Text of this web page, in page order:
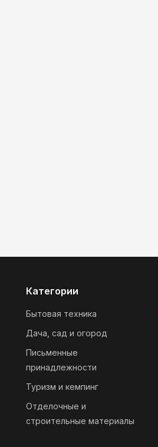
Категории
Бытовая техника
Дача, сад и огород
Письменные
принадлежности
Туризм и кемпинг
Отделочные и
строительные материалы